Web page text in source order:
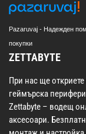
Pazaruvaj - Надежден
покупки
ZETTABYTE
При нас ще
геймърска
Zettabyte – водещ
аксесоари.